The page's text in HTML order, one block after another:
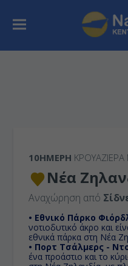
10ΉΜΕΡΗ
Νέα
Αναχώρηση από
• Εθνικό Πάρκο
νοτιοδυτικό άκρο και
εθνικά πάρκα στη Νέα
• Πορτ Τσάλμερς -
ένα προάστιο και το